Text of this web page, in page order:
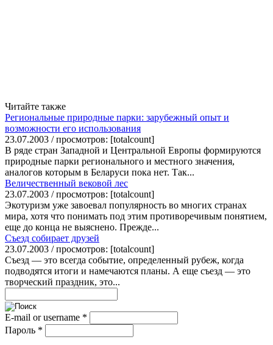
Читайте также
Региональные природные парки: зарубежный опыт и
возможности его использования
23.07.2003 / просмотров: [totalcount]
В ряде стран Западной и Центральной Европы формируются
природные парки регионального и местного значения,
аналогов которым в Беларуси пока нет. Так...
Величественный вековой лес
23.07.2003 / просмотров: [totalcount]
Экотуризм уже завоевал популярность во многих странах
мира, хотя что понимать под этим противоречивым понятием,
еще до конца не выяснено. Прежде...
Съезд собирает друзей
23.07.2003 / просмотров: [totalcount]
Съезд — это всегда событие, определенный рубеж, когда
подводятся итоги и намечаются планы. А еще съезд — это
творческий праздник, это...
E-mail or username *
Пароль *